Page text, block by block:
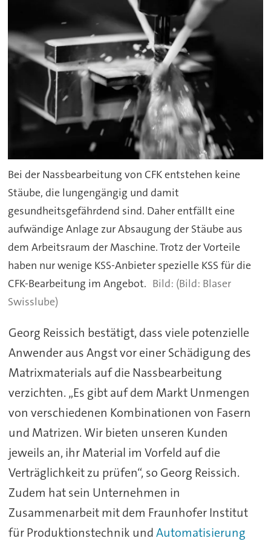
Bei der Nassbearbeitung von CFK entstehen keine
Stäube, die lungengängig und damit
gesundheitsgefährdend sind. Daher entfällt eine
aufwändige Anlage zur Absaugung der Stäube aus
dem Arbeitsraum der Maschine. Trotz der Vorteile
haben nur wenige KSS-Anbieter spezielle KSS für die
CFK-Bearbeitung im Angebot.
(Bild: Blaser
Swisslube)
Georg Reissich bestätigt, dass viele potenzielle
Anwender aus Angst vor einer Schädigung des
Matrixmaterials auf die Nassbearbeitung
verzichten. „Es gibt auf dem Markt Unmengen
von verschiedenen Kombinationen von Fasern
und Matrizen. Wir bieten unseren Kunden
jeweils an, ihr Material im Vorfeld auf die
Verträglichkeit zu prüfen“, so Georg Reissich.
Zudem hat sein Unternehmen in
Zusammenarbeit mit dem Fraunhofer Institut
für Produktionstechnik undAutomatisierung